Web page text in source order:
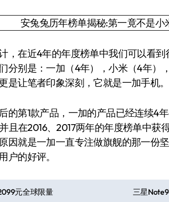
在近4年的年度榜单中我们可以看到
分别是：一加（4年），小米（4年）
是让笔者印象深刻，它就是一加手机。
第1款产品，一加的产品已经连续4年
且在2016、2017两年的年度榜单中获
因就是一加一直专注做旗舰的那一份
户的好评。
元全球限量 三星